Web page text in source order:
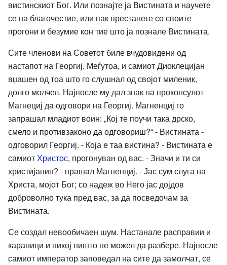
вистинскиот Бог. Или познајте ја Вистината и научете
се на благочестие, или пак престанете со своите
прогони и безумие кон тие што ја познале Вистината.
Сите членови на Советот биле вчудовидени од
настапот на Георгиј. Меѓутоа, и самиот Диоклецијан
вџашен од тоа што го слушнал од својот миленик,
долго молчел. Најпосле му дал знак на проконсулот
Магнециј да одговори на Георгиј. Магненциј го
запрашал младиот воин: „Кој те поучи така дрско,
смело и противзаконо да одговориш?“ - Вистината -
одговорил Георгиј. - Која е таа вистина? - Вистината е
самиотХристос, прогонуван од вас. - Значи и ти си
христијанин? - прашал Магненциј. - Јас сум слуга на
Христа, мојот Бог; со надеж во Него јас дојдов
доброволно тука пред вас, за да посведочам за
Вистината.
Се создал невообичаен шум. Настанале расправии и
караници и никој ништо не можел да разбере. Најпосле
самиот император заповедал на сите да замолчат, се